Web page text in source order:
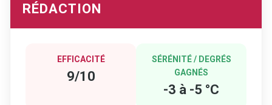
RÉDACTION
EFFICACITÉ
9/10
SÉRÉNITÉ / DEGRÉS
GAGNÉS
-3 à -5 °C